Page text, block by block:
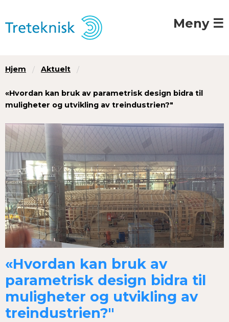
Meny ☰
Hjem Aktuelt
«Hvordan kan bruk av parametrisk design bidra til
muligheter og utvikling av treindustrien?"
«Hvordan kan bruk av
parametrisk design bidra til
muligheter og utvikling av
treindustrien?"